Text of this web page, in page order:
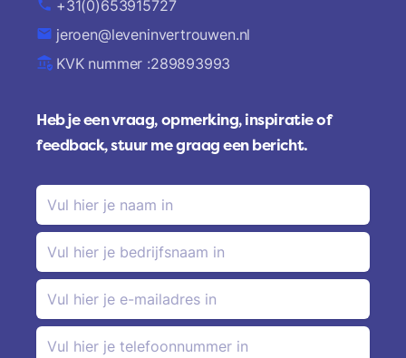
phone +31(0)653915727
email jeroen@leveninvertrouwen.nl
assured_workload KVK nummer :289893993
Heb je een vraag, opmerking, inspiratie of
feedback, stuur me graag een bericht.